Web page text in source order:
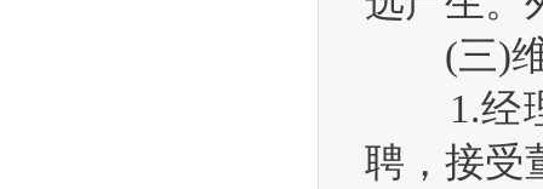
(三)维
1.经理
聘，接受